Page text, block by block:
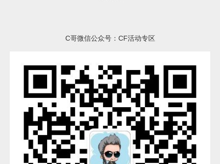
C哥微信公众号：CF活动专区